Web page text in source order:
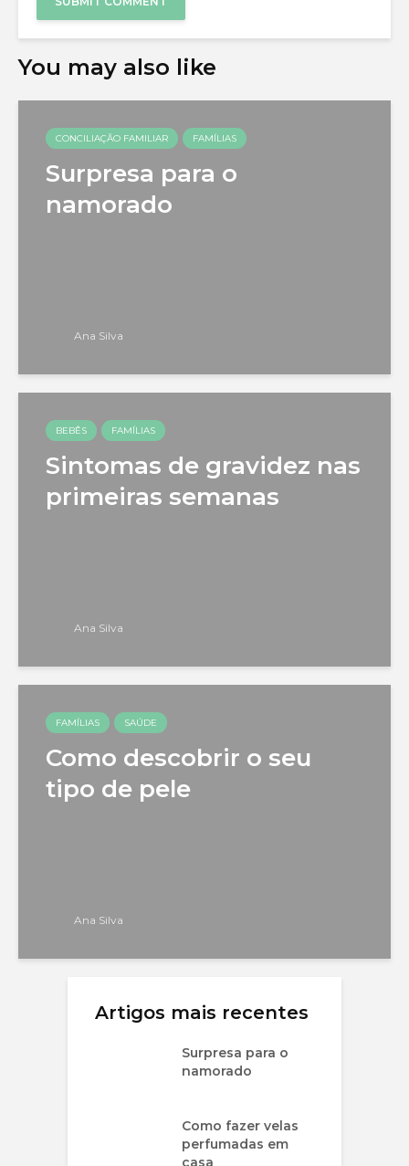
You may also like
CONCILIAÇÃO FAMILIAR FAMÍLIAS
Surpresa para o
namorado
Ana Silva
BEBÊS FAMÍLIAS
Sintomas de gravidez nas
primeiras semanas
Ana Silva
FAMÍLIAS SAÚDE
Como descobrir o seu
tipo de pele
Ana Silva
Artigos mais recentes
Surpresa para o
namorado
Como fazer velas
perfumadas em
casa